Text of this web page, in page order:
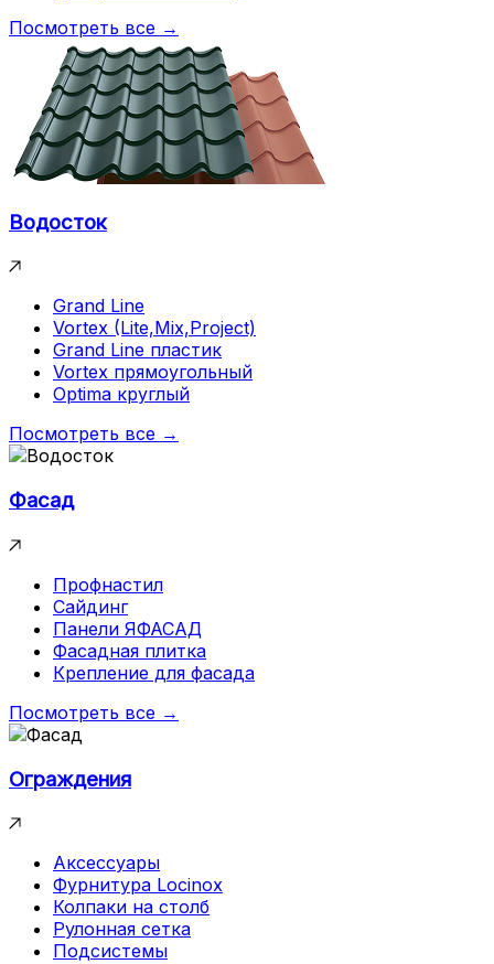
Посмотреть все →
Водосток
Grand Line
Vortex (Lite,Mix,Project)
Grand Line пластик
Vortex прямоугольный
Optima круглый
Посмотреть все →
Фасад
Профнастил
Сайдинг
Панели ЯФАСАД
Фасадная плитка
Крепление для фасада
Посмотреть все →
Ограждения
Аксессуары
Фурнитура Locinox
Колпаки на столб
Рулонная сетка
Подсистемы